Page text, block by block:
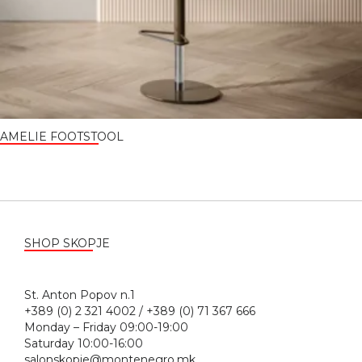
AMELIE FOOTSTOOL
SHOP SKOPJE
St. Anton Popov n.1
+389 (0) 2 321 4002 / +389 (0) 71 367 666
Monday – Friday 09:00-19:00
Saturday 10:00-16:00